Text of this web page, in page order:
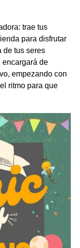
trae tus
para disfrutar
de tus seres
de
empezando con
ritmo para que